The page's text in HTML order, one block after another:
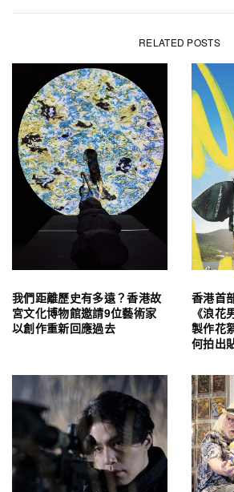
RELATED POSTS
我們距離歷史有多遠？香港故
宮文化博物館邀請9位藝術家
以創作重新回應過去
香港首
《浪花
製作花
何拍出